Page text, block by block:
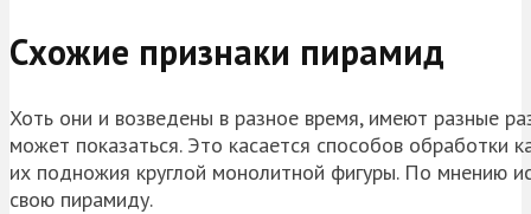
Схожие признаки пирамид
Хоть они и возведены в разное время, имеют разные
может показаться. Это касается способов обработки
их подножия круглой монолитной фигуры. По мнению
свою пирамиду.